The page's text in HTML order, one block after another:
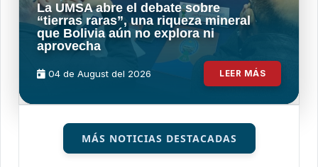
La UMSA abre el debate sobre
“tierras raras”, una riqueza mineral
que Bolivia aún no explora ni
aprovecha
04 de August del 2026 LEER MÁS
MÁS NOTICIAS DESTACADAS